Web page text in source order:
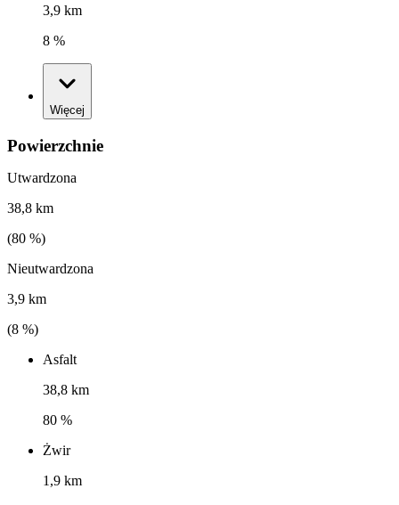
3,9 km
8 %
Więcej
Powierzchnie
Utwardzona
38,8 km
(80 %)
Nieutwardzona
3,9 km
(8 %)
Asfalt
38,8 km
80 %
Żwir
1,9 km